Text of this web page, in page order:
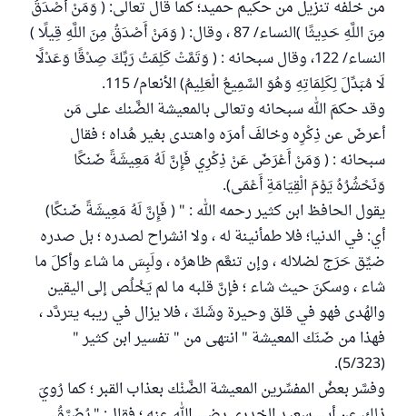
من خلفه تنزيل من حكيم حميد؛ كما قال تعالى: ( وَمَنْ أَصْدَقُ
مِنَ اللَّهِ حَدِيثًا )النساء/ 87 ، وقال: ( وَمَنْ أَصْدَقُ مِنَ اللَّهِ قِيلًا )
النساء/ 122، وقال سبحانه : ( وَتَمَّتْ كَلِمَتُ رَبِّكَ صِدْقًا وَعَدْلًا
لَا مُبَدِّلَ لِكَلِمَاتِهِ وَهُوَ السَّمِيعُ الْعَلِيمُ) الأنعام/ 115.
وقد حكمَ الله سبحانه وتعالى بالمعيشة الضَّنك على مَن
أعرضَ عن ذِكْرِه وخالفَ أمرَه واهتدى بغير هُداه ؛ فقال
سبحانه : ( وَمَنْ أَعْرَضَ عَنْ ذِكْرِي فَإِنَّ لَهُ مَعِيشَةً ضَنكًا
وَنَحْشُرُهُ يَوْمَ الْقِيَامَةِ أَعْمَى).
يقول الحافظ ابن كثير رحمه الله : " ( فَإِنَّ لَهُ مَعِيشَةً ضَنكًا)
أي: في الدنيا؛ فلا طمأنينة له ، ولا انشراح لصدره ؛ بل صدره
ضيِّق حَرَج لضلاله ، وإن تنعَّم ظاهرُه ، ولَبِسَ ما شاء وأكلَ ما
شاء ، وسكنَ حيث شاء ؛ فإنَّ قلبه ما لم يَخْلُص إلى اليقين
والهُدى فهو في قلق وحيرة وشَكّ ، فلا يزال في ريبه يتردَّد ،
فهذا من ضَنَك المعيشة " انتهى من " تفسير ابن كثير "
(5/323).
وفسَّر بعضُ المفسِّرين المعيشة الضَّنْك بعذاب القبر ؛ كما رُويَ